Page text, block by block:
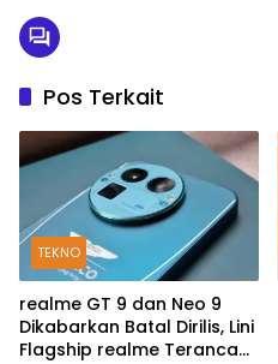
Pos Terkait
TEKNO
realme GT 9 dan Neo 9
Dikabarkan Batal Dirilis, Lini
Flagship realme Terancam